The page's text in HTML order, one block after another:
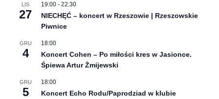
LIS
27
19:00 - 22:30
NIECHĘĆ – koncert w Rzeszowie | Rzeszowskie
Piwnice
GRU
4
18:00
Koncert Cohen – Po miłości kres w Jasionce.
Śpiewa Artur Żmijewski
GRU
5
18:00
Koncert Echo Rodu/Paprodziad w klubie